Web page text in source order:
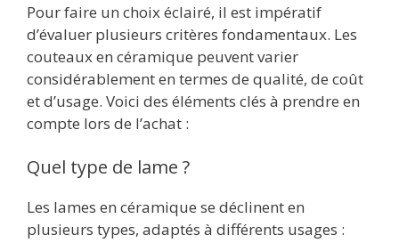
Pour faire un choix éclairé, il est impératif
d’évaluer plusieurs critères fondamentaux. Les
couteaux en céramique peuvent varier
considérablement en termes de qualité, de coût
et d’usage. Voici des éléments clés à prendre en
compte lors de l’achat :
Quel type de lame ?
Les lames en céramique se déclinent en
plusieurs types, adaptés à différents usages :